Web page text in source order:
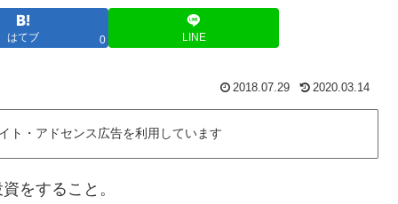
はてブ 0 LINE
2018.07.29 2020.03.14
ト・アドセンス広告を利用しています
をすること。